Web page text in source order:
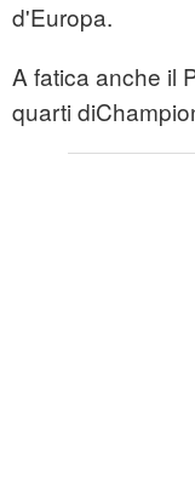
d'Europa.
A fatica anche il
quarti